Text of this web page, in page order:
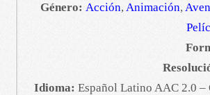
Género: Acción, Animación,
Idioma: Español Latino AAC 2.0